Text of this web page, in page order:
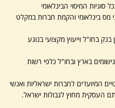
סוגיות המיסוי הבינלאומי
מס בינלאומי והקמת חברות במקלט
בחו"ל וייעוץ מקצועי בנוגע
בארץ ובחו"ל כלפי רשות
המיועדים לחברות ישראליות ואנשי
העסקית מחוץ לגבולות ישראל.